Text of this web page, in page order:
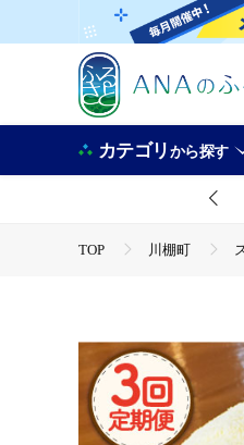
カテゴリから探す
TOP 川棚町
パン・菓子類